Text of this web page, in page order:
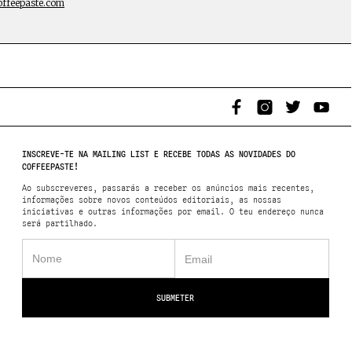
INSCREVE-TE NA MAILING LIST E RECEBE TODAS AS NOVIDADES DO
COFFEEPASTE!
Ao subscreveres, passarás a receber os anúncios mais recentes,
informações sobre novos conteúdos editoriais, as nossas
iniciativas e outras informações por email. O teu endereço nunca
será partilhado.